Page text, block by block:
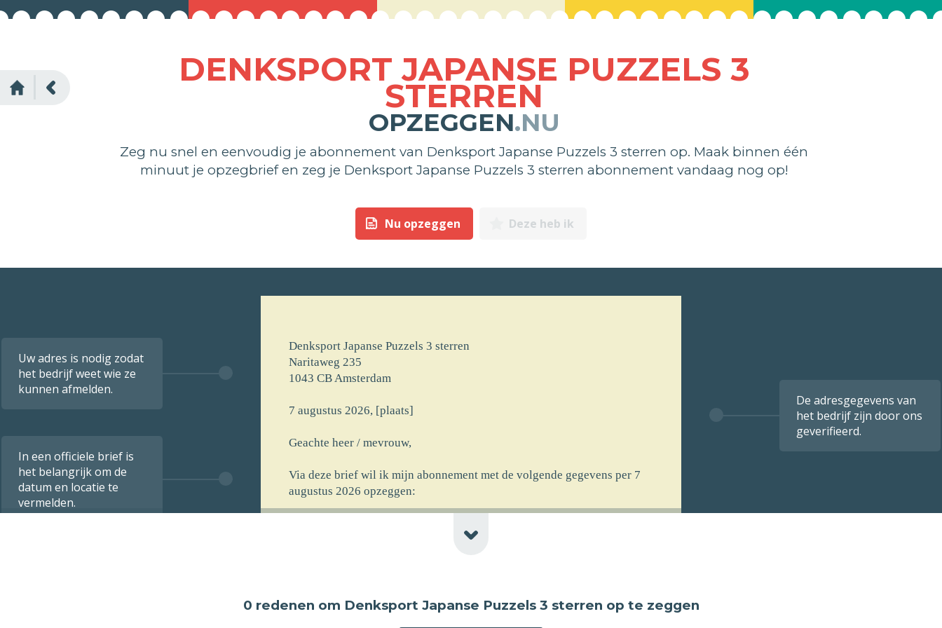
DENKSPORT JAPANSE PUZZELS 3
STERREN
OPZEGGEN.NU
Zeg nu snel en eenvoudig je abonnement van Denksport Japanse Puzzels 3 sterren op. Maak binnen één
minuut je opzegbrief en zeg je Denksport Japanse Puzzels 3 sterren abonnement vandaag nog op!
Nu opzeggen Deze heb ik
Uw adres is nodig zodat
het bedrijf weet wie ze
kunnen afmelden.
In een officiele brief is
het belangrijk om de
datum en locatie te
vermelden.
De adresgegevens van
het bedrijf zijn door ons
geverifieerd.
Denksport Japanse Puzzels 3 sterren
Naritaweg 235
1043 CB Amsterdam
7 augustus 2026, [plaats]
Geachte heer / mevrouw,
Via deze brief wil ik mijn abonnement met de volgende gegevens per 7
augustus 2026 opzeggen:
De incassomachtiging ten laste van mijn rekeningnummer die ik aan u
0 redenen om Denksport Japanse Puzzels 3 sterren op te zeggen